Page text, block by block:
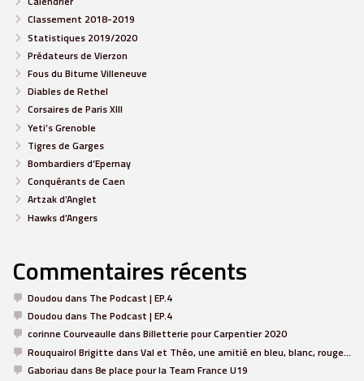
Classement 2018-2019
Statistiques 2019/2020
Prédateurs de Vierzon
Fous du Bitume Villeneuve
Diables de Rethel
Corsaires de Paris XIII
Yeti’s Grenoble
Tigres de Garges
Bombardiers d’Epernay
Conquérants de Caen
Artzak d’Anglet
Hawks d’Angers
Commentaires récents
Doudou dans The Podcast | EP.4
Doudou dans The Podcast | EP.4
corinne CourveaulledansBilletterie pour Carpentier 2020
Rouquairol BrigittedansVal et Théo, une amitié en bleu, blanc, rouge…
Gaboriau dans8e place pour la Team France U19